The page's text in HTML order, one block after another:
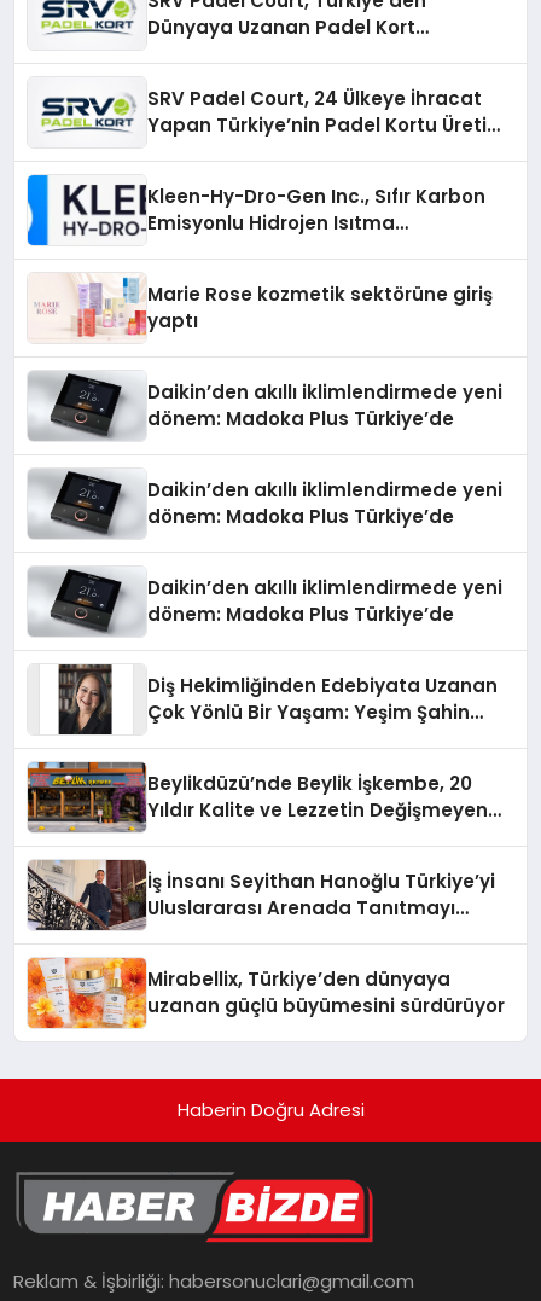
Dünyaya Uzanan Padel Kort
SRV Padel Court, 24 Ülkeye İhracat
Yapan Türkiye’nin Padel Kortu Üretim
Kleen-Hy-Dro-Gen Inc., Sıfır Karbon
Emisyonlu Hidrojen Isıtma
Marie Rose kozmetik sektörüne giriş
yaptı
Daikin’den akıllı iklimlendirmede yeni
dönem: Madoka Plus Türkiye’de
Daikin’den akıllı iklimlendirmede yeni
dönem: Madoka Plus Türkiye’de
Daikin’den akıllı iklimlendirmede yeni
dönem: Madoka Plus Türkiye’de
Diş Hekimliğinden Edebiyata Uzanan
Çok Yönlü Bir Yaşam: Yeşim Şahin
Beylikdüzü’nde Beylik İşkembe, 20
Yıldır Kalite ve Lezzetin Değişmeyen
İş İnsanı Seyithan Hanoğlu Türkiye’yi
Uluslararası Arenada Tanıtmayı
Mirabellix, Türkiye’den dünyaya
uzanan güçlü büyümesini sürdürüyor
Haberin Doğru Adresi
Reklam & İşbirliği:habersonuclari@gmail.com